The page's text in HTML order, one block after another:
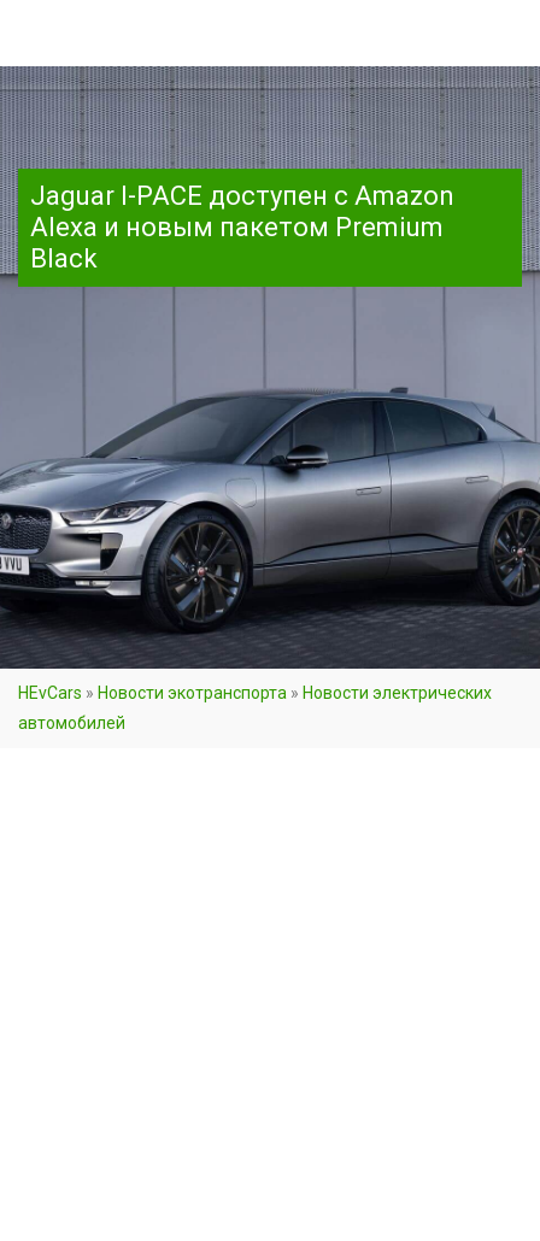
Jaguar I-PACE доступен с Amazon
Alexa и новым пакетом Premium
Black
HEvCars » Новости экотранспорта » Новости электрических
автомобилей